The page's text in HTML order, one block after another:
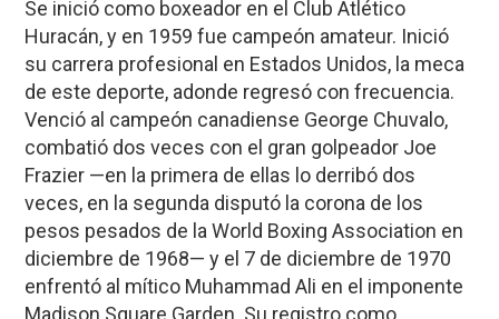
Se inició como boxeador en el Club Atlético
Huracán, y en 1959 fue campeón amateur. Inició
su carrera profesional en Estados Unidos, la meca
de este deporte, adonde regresó con frecuencia.
Venció al campeón canadiense George Chuvalo,
combatió dos veces con el gran golpeador Joe
Frazier —en la primera de ellas lo derribó dos
veces, en la segunda disputó la corona de los
pesos pesados de la World Boxing Association en
diciembre de 1968— y el 7 de diciembre de 1970
enfrentó al mítico Muhammad Ali en el imponente
Madison Square Garden. Su registro como